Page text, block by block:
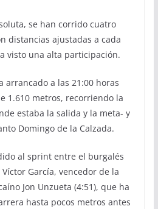
se han corrido cuatro
distancias ajustadas a cada
visto una alta participación.
arrancado a las 21:00 horas
1.610 metros, recorriendo la
estaba la salida y la meta- y
Domingo de la Calzada.
al sprint entre el burgalés
García, vencedor de la
Jon Unzueta (4:51), que ha
hasta pocos metros antes